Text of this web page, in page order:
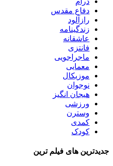
دفاع مقدس
رازآلود
زندگینامه
عاشقانه
فانتزی
ماجراجویی
معمایی
موزیکال
نوجوان
هیجان انگیز
ورزشی
وسترن
کمدی
کودک
جدیدترین های فیلم ترین